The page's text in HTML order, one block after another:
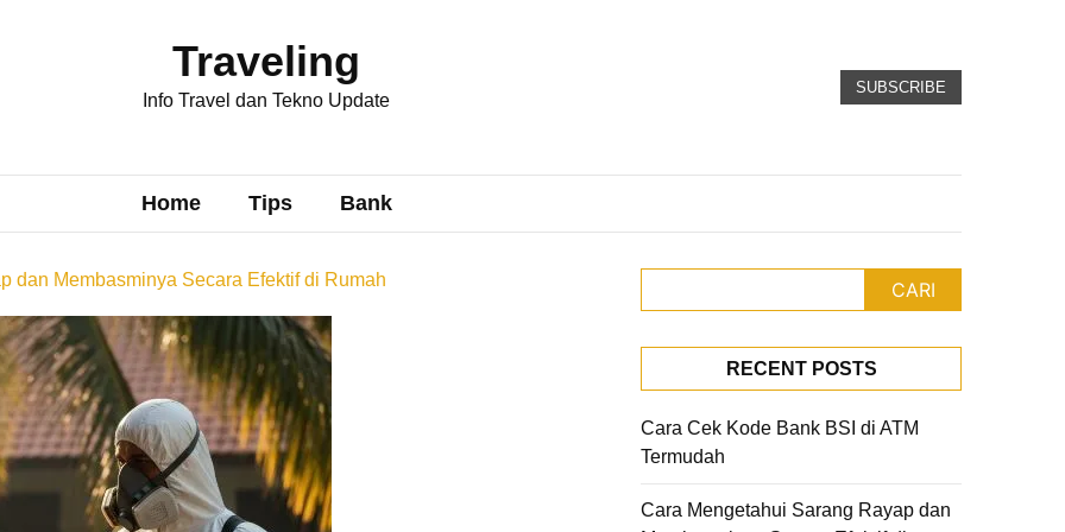
Traveling
Info Travel dan Tekno Update
SUBSCRIBE
Home Tips Bank
dan Membasminya Secara Efektif di Rumah CARI
RECENT POSTS
Cara Cek Kode Bank BSI di ATM
Termudah
Cara Mengetahui Sarang Rayap dan